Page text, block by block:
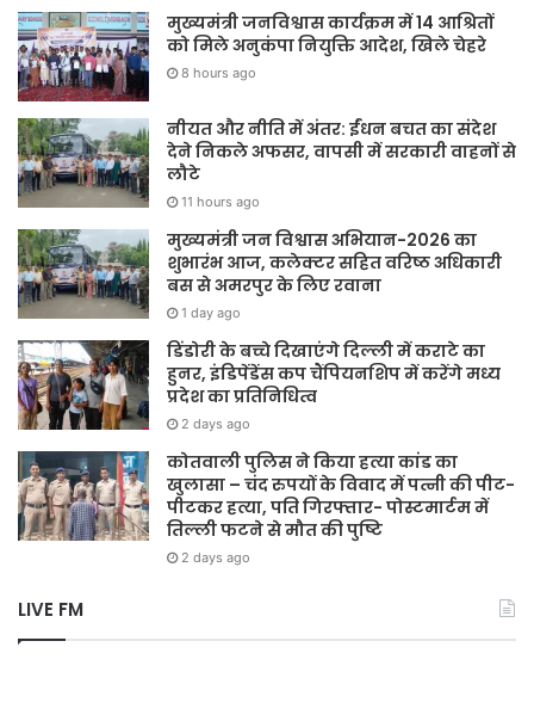
मुख्यमंत्री जनविश्वास कार्यक्रम में 14 आश्रितों
को मिले अनुकंपा नियुक्ति आदेश, खिले चेहरे
8 hours ago
नीयत और नीति में अंतर: ईंधन बचत का संदेश
देने निकले अफसर, वापसी में सरकारी वाहनों से
लौटे
11 hours ago
मुख्यमंत्री जन विश्वास अभियान-2026 का
शुभारंभ आज, कलेक्टर सहित वरिष्ठ अधिकारी
बस से अमरपुर के लिए रवाना
1 day ago
डिंडोरी के बच्चे दिखाएंगे दिल्ली में कराटे का
हुनर, इंडिपेंडेंस कप चैंपियनशिप में करेंगे मध्य
प्रदेश का प्रतिनिधित्व
2 days ago
कोतवाली पुलिस ने किया हत्या कांड का
खुलासा – चंद रुपयों के विवाद में पत्नी की पीट-
पीटकर हत्या, पति गिरफ्तार- पोस्टमार्टम में
तिल्ली फटने से मौत की पुष्टि
2 days ago
LIVE FM